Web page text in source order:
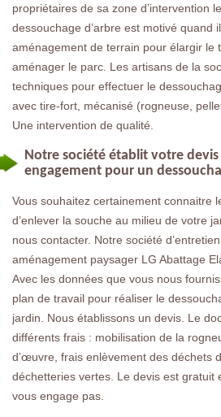
propriétaires de sa zone d’intervention
dessouchage d’arbre est motivé quand
aménagement de terrain pour élargir le
aménager le parc. Les artisans de la
techniques pour effectuer le
avec tire-fort, mécanisé (rogneuse,
Une intervention de qualité.
Notre société établit votre
engagement pour un
Vous souhaitez certainement connaitre
d’enlever la souche au milieu de votre
nous contacter. Notre société
aménagement paysager LG Abattage
Avec les données que vous nous
plan de travail pour réaliser le
jardin. Nous établissons un devis. Le
différents frais : mobilisation de la
d’œuvre, frais enlèvement des déchets
déchetteries vertes. Le devis est gratuit
vous engage pas.